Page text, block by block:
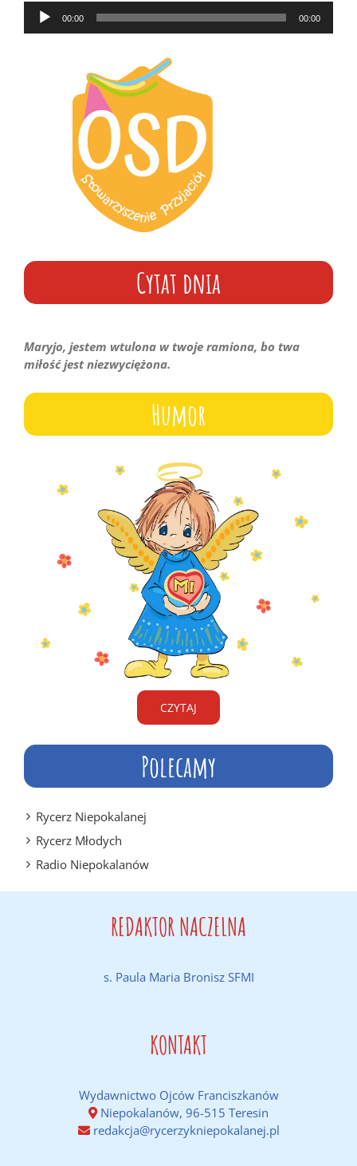
Odtwarzacz
plików
00:00 00:00
Cytat dnia
Maryjo, jestem wtulona w twoje ramiona, bo twa
miłość jest niezwyciężona.
Humor
CZYTAJ
Polecamy
Rycerz Niepokalanej
Rycerz Młodych
Radio Niepokalanów
REDAKTOR NACZELNA
s. Paula Maria Bronisz SFMI
KONTAKT
Wydawnictwo Ojców Franciszkanów
Niepokalanów, 96-515 Teresin
redakcja@rycerzykniepokalanej.pl